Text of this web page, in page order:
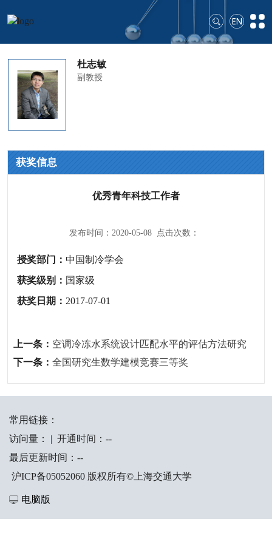
杜志敏
副教授
获奖信息
优秀青年科技工作者
发布时间：2020-05-08 点击次数：
授奖部门：中国制冷学会
获奖级别： 国家级
获奖日期： 2017-07-01
上一条： 空调冷冻水系统设计匹配水平的评估方法研究
下一条： 全国研究生数学建模竞赛三等奖
常用链接：
访问量：
| 开通时间： --
最后更新时间： --
沪ICP备05052060 版权所有©上海交通大学
电脑版